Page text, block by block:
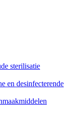
sterilisatie
en desinfecterende